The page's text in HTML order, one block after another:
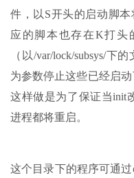
件，以S开头的启动脚
应的脚本也存在K打头
（以/var/lock/subsys/下
为参数停止这些已经启
这样做是为了保证当init
进程都将重启。
这个目录下的程序可通